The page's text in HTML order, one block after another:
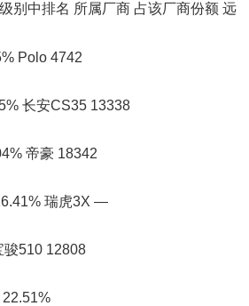
别中排名 所属厂商 占该厂商份额 远
Polo 4742
长安CS35 13338
帝豪 18342
瑞虎3X —
510 12808